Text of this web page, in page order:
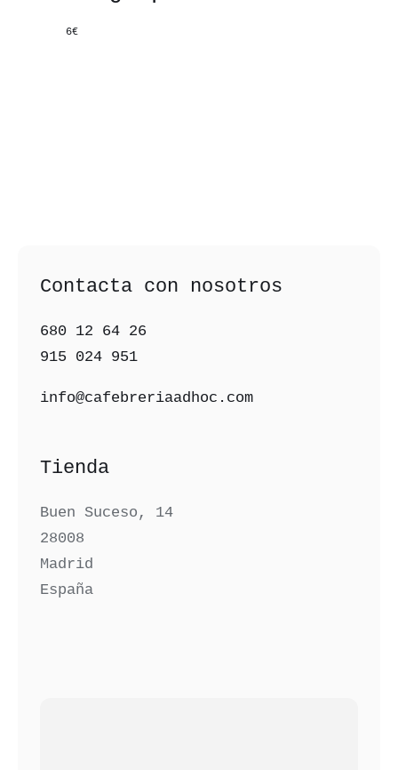
6€
Contacta con nosotros
680 12 64 26‬
915 024 951‬
info@cafebreriaadhoc.com
Tienda
Buen Suceso, 14
28008
Madrid
España